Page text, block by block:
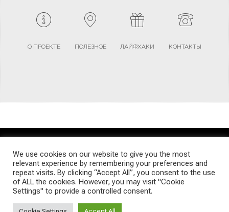
О ПРОЕКТЕ ПОЛЕЗНОЕ ЛАЙФХАКИ КОНТАКТЫ
TERMS AND CONDITIONS PRIVACY POLICY SITEMAP
© Emigrants Life WordPress Theme by TagDiv
We use cookies on our website to give you the most
relevant experience by remembering your preferences and
repeat visits. By clicking “Accept All”, you consent to the use
of ALL the cookies. However, you may visit "Cookie
Settings" to provide a controlled consent.